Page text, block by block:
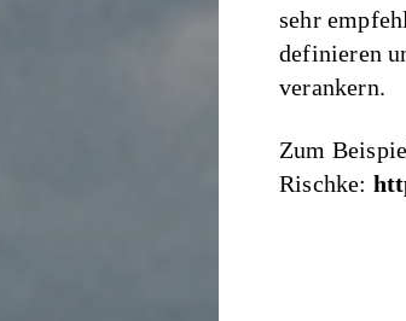
sehr
definieren
verankern.
Zum
Rischke: